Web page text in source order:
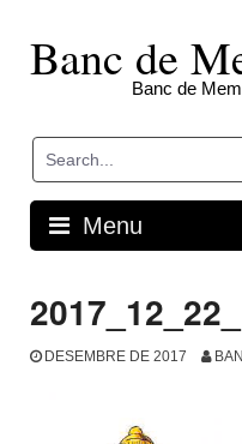
contentBanc de
Banc de
Menu
DESEMBRE DE 2017